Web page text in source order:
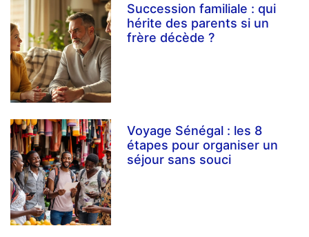
Succession familiale : qui
hérite des parents si un
frère décède ?
Voyage Sénégal : les 8
étapes pour organiser un
séjour sans souci